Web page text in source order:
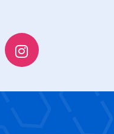
Instagram